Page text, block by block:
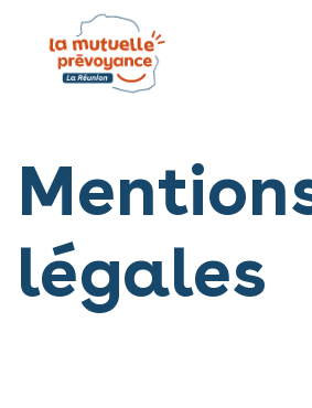
Se rendre au contenu
légales